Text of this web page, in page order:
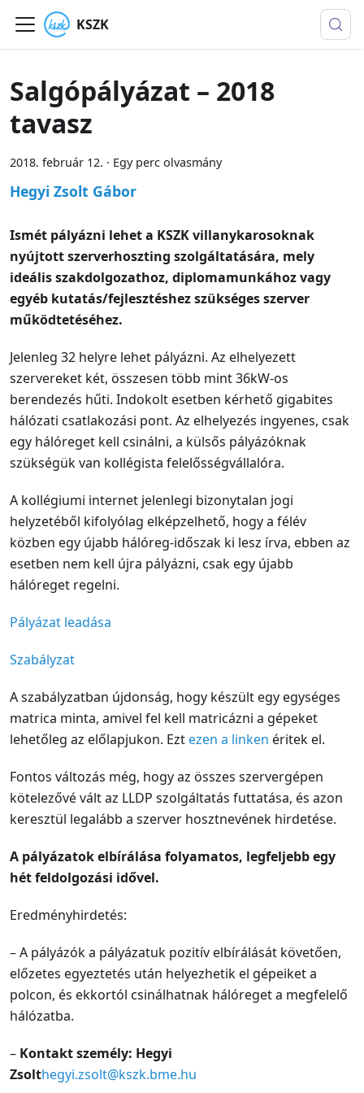
KSZK
Salgópályázat – 2018
tavasz
2018. február 12. · Egy perc olvasmány
Hegyi Zsolt Gábor
Ismét pályázni lehet a KSZK villanykarosoknak
nyújtott szerverhoszting szolgáltatására, mely
ideális szakdolgozathoz, diplomamunkához vagy
egyéb kutatás/fejlesztéshez szükséges szerver
működtetéséhez.
Jelenleg 32 helyre lehet pályázni. Az elhelyezett
szervereket két, összesen több mint 36kW-os
berendezés hűti. Indokolt esetben kérhető gigabites
hálózati csatlakozási pont. Az elhelyezés ingyenes, csak
egy hálóreget kell csinálni, a külsős pályázóknak
szükségük van kollégista felelősségvállalóra.
A kollégiumi internet jelenlegi bizonytalan jogi
helyzetéből kifolyólag elképzelhető, hogy a félév
közben egy újabb hálóreg-időszak ki lesz írva, ebben az
esetben nem kell újra pályázni, csak egy újabb
hálóreget regelni.
Pályázat leadása
Szabályzat
A szabályzatban újdonság, hogy készült egy egységes
matrica minta, amivel fel kell matricázni a gépeket
lehetőleg az előlapjukon. Ezt ezen a linken éritek el.
Fontos változás még, hogy az összes szervergépen
kötelezővé vált az LLDP szolgáltatás futtatása, és azon
keresztül legalább a szerver hosztnevének hirdetése.
A pályázatok elbírálása folyamatos, legfeljebb egy
hét feldolgozási idővel.
Eredményhirdetés:
– A pályázók a pályázatuk pozitív elbírálását követően,
előzetes egyeztetés után helyezhetik el gépeiket a
polcon, és ekkortól csinálhatnak hálóreget a megfelelő
hálózatba.
– Kontakt személy: Hegyi
Zsolthegyi.zsolt@kszk.bme.hu